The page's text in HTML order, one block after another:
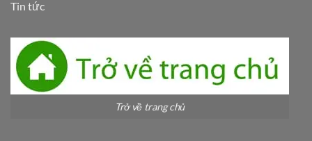
Tin tức
Trở về trang chủ